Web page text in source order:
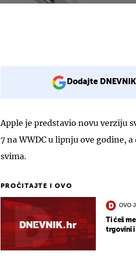
Dodajte
Apple je predstavio novu verziju
7 na WWDC u lipnju ove godine,
svima.
PROČITAJTE I OVO
OVO
Ti ćeš
trgovini i